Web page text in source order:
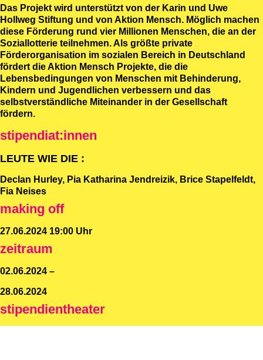
Das Projekt wird unterstützt von der Karin und Uwe
Hollweg Stiftung und von Aktion Mensch. Möglich machen
diese Förderung rund vier Millionen Menschen, die an der
Soziallotterie teilnehmen. Als größte private
Förderorganisation im sozialen Bereich in Deutschland
fördert die Aktion Mensch Projekte, die die
Lebensbedingungen von Menschen mit Behinderung,
Kindern und Jugendlichen verbessern und das
selbstverständliche Miteinander in der Gesellschaft
fördern.
stipendiat:innen
LEUTE WIE DIE :
Declan Hurley, Pia Katharina Jendreizik, Brice Stapelfeldt,
Fia Neises
making off
27.06.2024 19:00 Uhr
zeitraum
02.06.2024 –
28.06.2024
stipendientheater